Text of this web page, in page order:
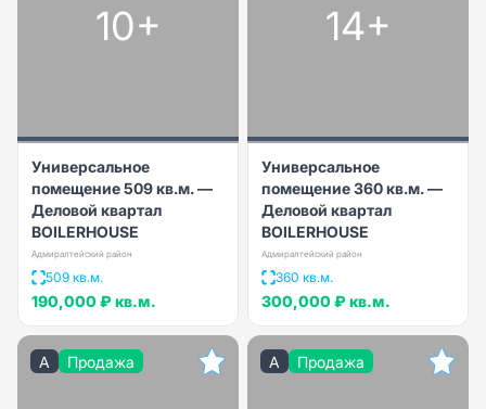
10+
Универсальное
помещение 509 кв.м. —
Деловой квартал
BOILERHOUSE
Адмиралтейский район
509 кв.м.
190,000 ₽ кв.м.
14+
Универсальное
помещение 360 кв.м. —
Деловой квартал
BOILERHOUSE
Адмиралтейский район
360 кв.м.
300,000 ₽ кв.м.
A Продажа A Продажа